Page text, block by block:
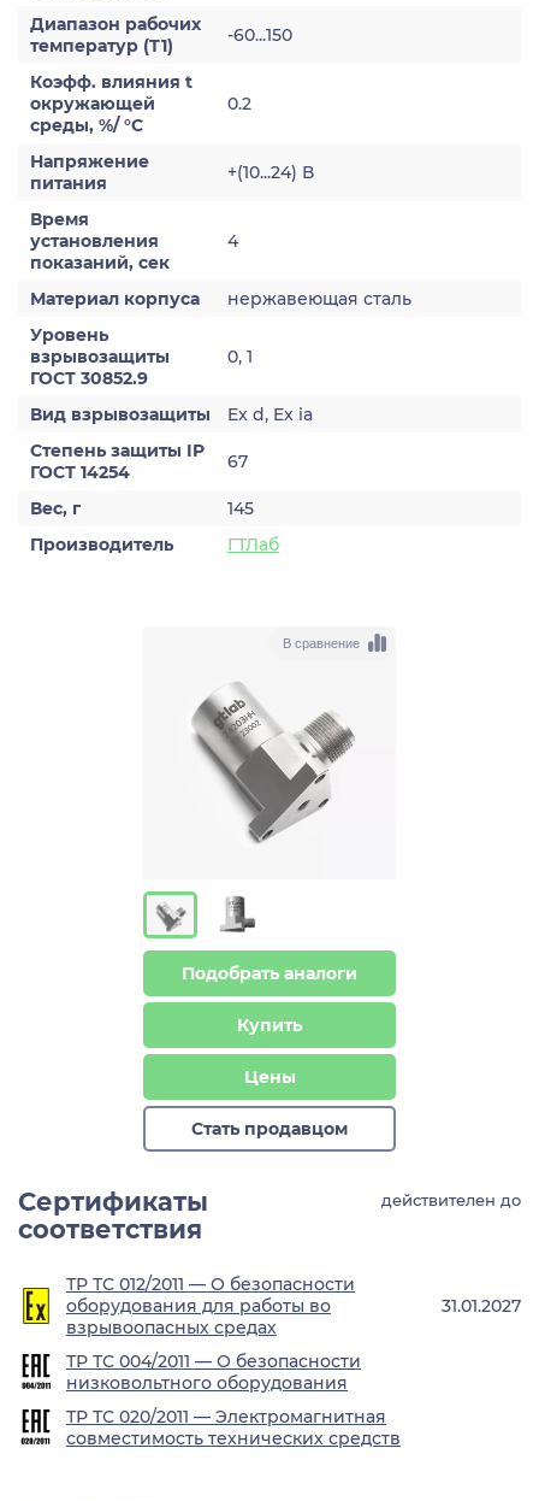
Диапазон рабочих
температур (Т1)
-60...150
Коэфф. влияния t
окружающей
среды, %/ °С
0.2
Напряжение
питания
+(10...24) В
Время
установления
показаний, сек
4
Материал корпуса
нержавеющая сталь
Уровень
взрывозащиты
ГОСТ 30852.9
0, 1
Вид взрывозащиты
Ex d, Ex ia
Степень защиты IP
ГОСТ 14254
67
Вес, г
145
Производитель
ГТЛаб
В сравнение
Подобрать аналоги
Купить
Цены
Стать продавцом
Сертификаты
соответствия
действителен до
ТР ТС 012/2011 — О безопасности
оборудования для работы во
взрывоопасных средах
31.01.2027
ТР ТС 004/2011 — О безопасности
низковольтного оборудования
ТР ТС 020/2011 — Электромагнитная
совместимость технических средств